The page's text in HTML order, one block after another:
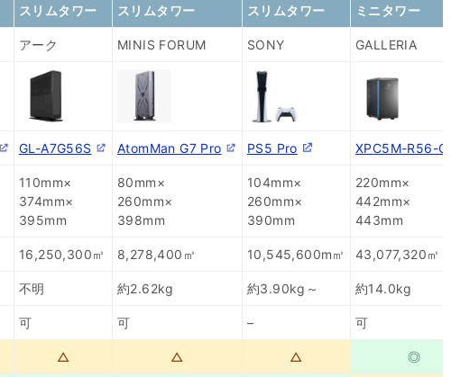
スリムタワー スリムタワー スリムタワー ミニタワー
アーク MINIS FORUM SONY GALLERIA
GL-A7G56S AtomMan G7 Pro PS5 Pro XPC5M-R56-GD
110mm×
374mm×
395mm
80mm×
260mm×
398mm
104mm×
260mm×
390mm
220mm×
442mm×
443mm
16,250,300㎥ 8,278,400㎥ 10,545,600m㎥ 43,077,320㎥
不明 約2.62kg 約3.90kg～ 約14.0kg
可 可 – 可
△ △ △ ◎